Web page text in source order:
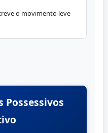
o movimento leve
Possessivos